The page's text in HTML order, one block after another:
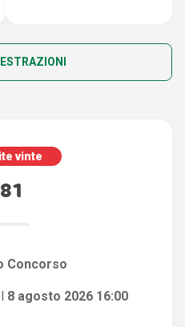
vinte
Concorso
8 agosto 2026 16:00